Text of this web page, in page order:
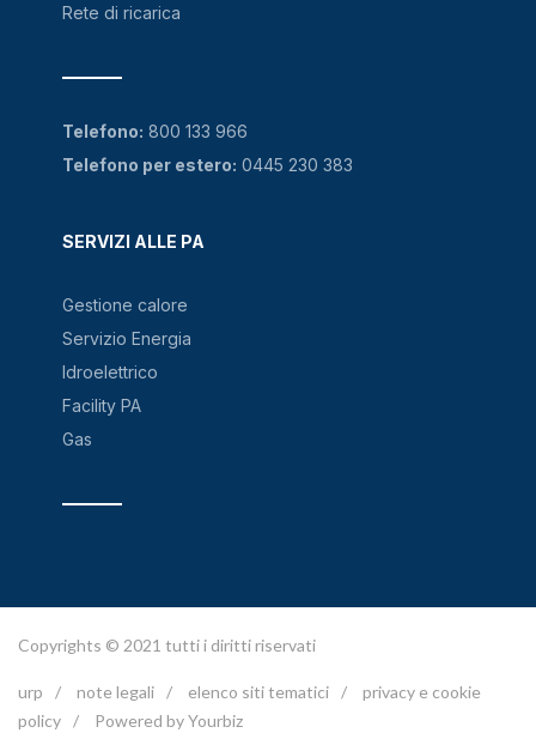
Rete di ricarica
SERVIZI ALLE PA
Gestione calore
Servizio Energia
Idroelettrico
Facility PA
Gas
Telefono: 800 133 966
Telefono per estero: 0445 230 383
Copyrights © 2021 tutti i diritti riservati
urp / note legali / elenco siti tematici /
privacy e cookie
policy / Powered by Yourbiz